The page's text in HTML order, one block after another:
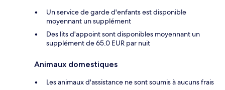
Un service de garde d'enfants est disponible
moyennant un supplément
Des lits d'appoint sont disponibles moyennant un
supplément de 65.0 EUR par nuit
Animaux domestiques
Les animaux d'assistance ne sont soumis à aucuns frais